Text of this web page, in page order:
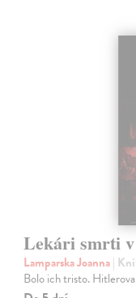
Lekári smrti
Lamparska Joanna|
Bolo ich tristo.